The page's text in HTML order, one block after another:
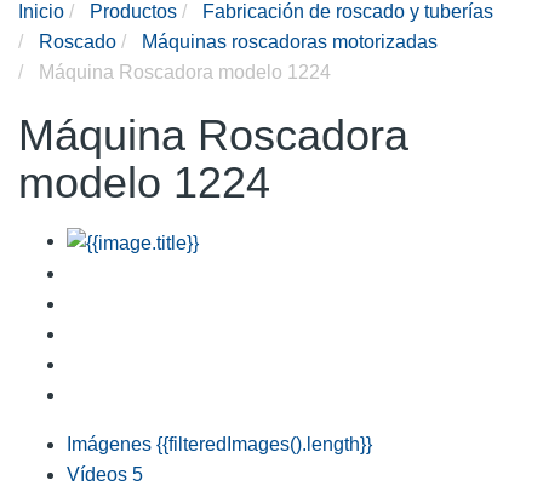
Inicio
Productos
Fabricación de roscado y tuberías
Roscado
Máquinas roscadoras motorizadas
Máquina Roscadora modelo 1224
Máquina Roscadora
modelo 1224
Imágenes {{filteredImages().length}}
Vídeos 5